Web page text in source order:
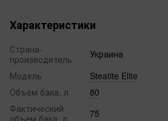
Характеристики
Страна-
производитель
Украина
Модель
Steatite Elite
Объем бака, л
80
Фактический
75